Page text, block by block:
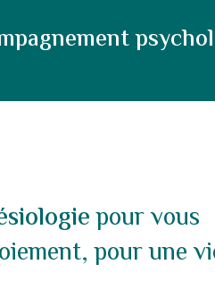
pour vous
pour une